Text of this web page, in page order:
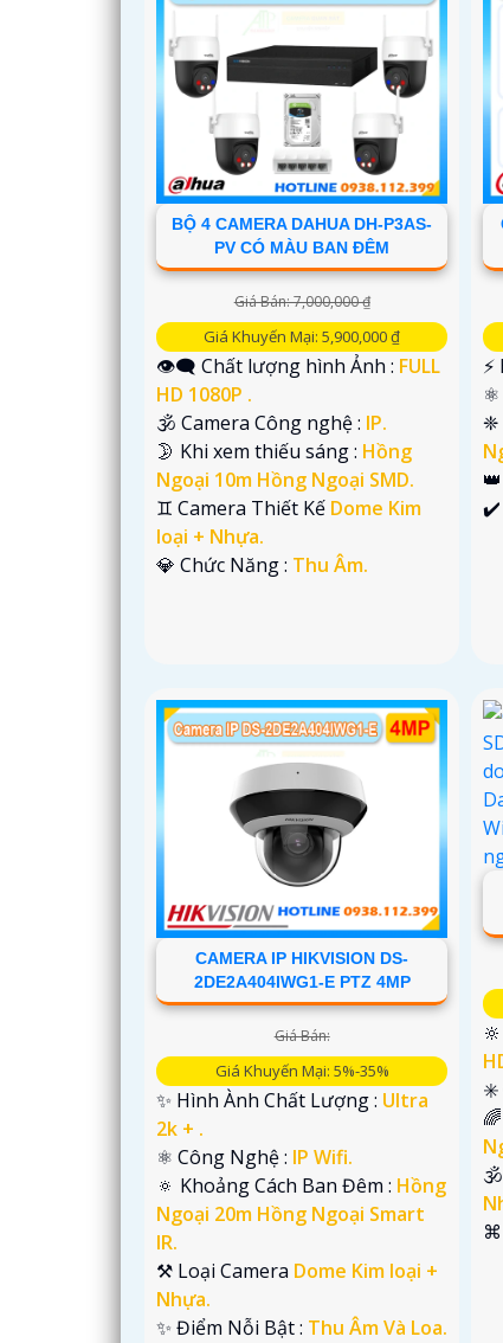
BỘ 4 CAMERA DAHUA DH-P3AS-
PV CÓ MÀU BAN ĐÊM
Giá Bán: 7,000,000 ₫
Giá Khuyến Mại: 5,900,000 ₫
👁️‍🗨 Chất lượng hình Ảnh : FULL
HD 1080P .
🕉️ Camera Công nghệ : IP.
🌛 Khi xem thiếu sáng : Hồng
Ngoại 10m Hồng Ngoại SMD.
♊ Camera Thiết Kế Dome Kim
loại + Nhựa.
️💎 Chức Năng : Thu Âm.
⚛️
❈
️✔️
CAMERA IP HIKVISION DS-
2DE2A404IWG1-E PTZ 4MP
Giá Bán:
Giá Khuyến Mại: 5%-35%
✨ Hình Ành Chất Lượng : Ultra
2k + .
⚛️ Công Nghệ : IP Wifi.
🔅 Khoảng Cách Ban Đêm : Hồng
Ngoại 20m Hồng Ngoại Smart
IR.
⚒ Loại Camera Dome Kim loại +
Nhựa.
️✨ Điểm Nỗi Bật : Thu Âm Và Loa.
✳️
🕉️
️⌘